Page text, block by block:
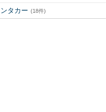
タカー (18件)